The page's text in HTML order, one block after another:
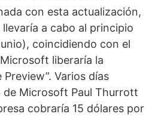
con esta actualización,
a cabo al principio
coincidiendo con el
liberaría la
Varios días
de Microsoft Paul Thurrott
cobraría 15 dólares por